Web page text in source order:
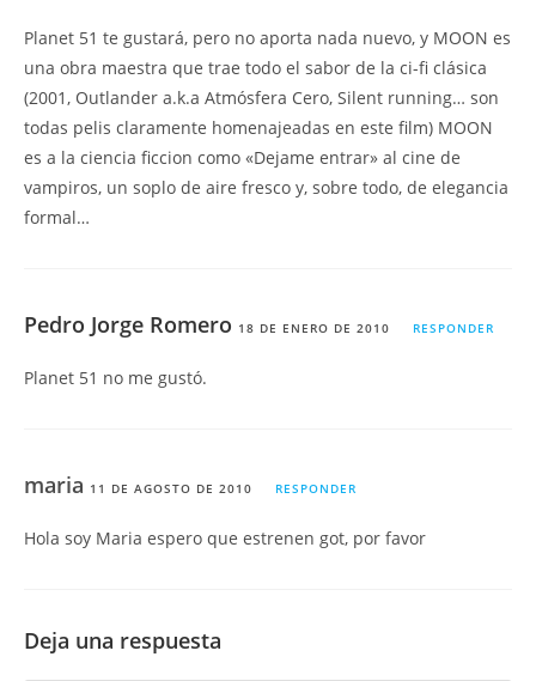
Planet 51 te gustará, pero no aporta nada nuevo, y MOON es
una obra maestra que trae todo el sabor de la ci-fi clásica
(2001, Outlander a.k.a Atmósfera Cero, Silent running… son
todas pelis claramente homenajeadas en este film) MOON
es a la ciencia ficcion como «Dejame entrar» al cine de
vampiros, un soplo de aire fresco y, sobre todo, de elegancia
formal…
Pedro Jorge Romero 18 DE ENERO DE 2010 RESPONDER
Planet 51 no me gustó.
maria 11 DE AGOSTO DE 2010 RESPONDER
Hola soy Maria espero que estrenen got, por favor
Deja una respuesta